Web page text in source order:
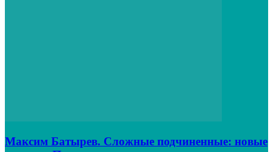
Максим Батырев. Сложные подчиненные: новые